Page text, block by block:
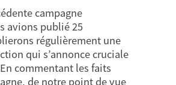
campagne
avions publié 25
régulièrement une
qui s’annonce cruciale
commentant les faits
de notre point de vue